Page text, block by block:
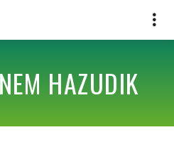
HAZUDIK